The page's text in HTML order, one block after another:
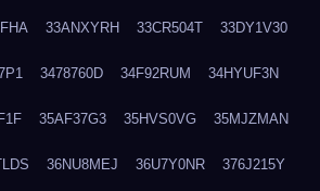
33ANXYRH 33CR504T 33DY1V30
3478760D 34F92RUM 34HYUF3N
35AF37G3 35HVS0VG 35MJZMAN
36NU8MEJ 36U7Y0NR 376J215Y